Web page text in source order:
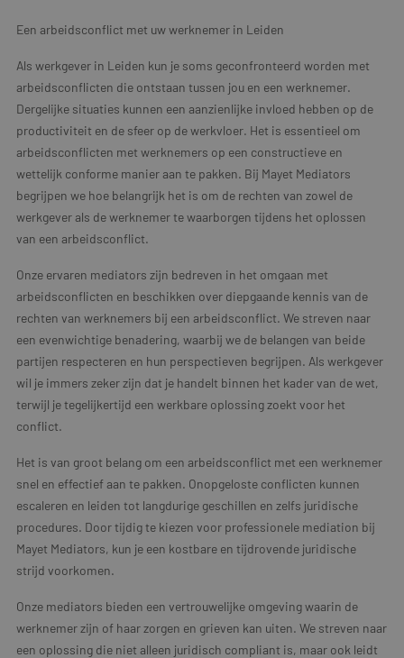
Een arbeidsconflict met uw werknemer in Leiden
Als werkgever in Leiden kun je soms geconfronteerd worden met
arbeidsconflicten die ontstaan tussen jou en een werknemer.
Dergelijke situaties kunnen een aanzienlijke invloed hebben op de
productiviteit en de sfeer op de werkvloer. Het is essentieel om
arbeidsconflicten met werknemers op een constructieve en
wettelijk conforme manier aan te pakken. Bij Mayet Mediators
begrijpen we hoe belangrijk het is om de rechten van zowel de
werkgever als de werknemer te waarborgen tijdens het oplossen
van een arbeidsconflict.
Onze ervaren mediators zijn bedreven in het omgaan met
arbeidsconflicten en beschikken over diepgaande kennis van de
rechten van werknemers bij een arbeidsconflict. We streven naar
een evenwichtige benadering, waarbij we de belangen van beide
partijen respecteren en hun perspectieven begrijpen. Als werkgever
wil je immers zeker zijn dat je handelt binnen het kader van de wet,
terwijl je tegelijkertijd een werkbare oplossing zoekt voor het
conflict.
Het is van groot belang om een arbeidsconflict met een werknemer
snel en effectief aan te pakken. Onopgeloste conflicten kunnen
escaleren en leiden tot langdurige geschillen en zelfs juridische
procedures. Door tijdig te kiezen voor professionele mediation bij
Mayet Mediators, kun je een kostbare en tijdrovende juridische
strijd voorkomen.
Onze mediators bieden een vertrouwelijke omgeving waarin de
werknemer zijn of haar zorgen en grieven kan uiten. We streven naar
een oplossing die niet alleen juridisch compliant is, maar ook leidt